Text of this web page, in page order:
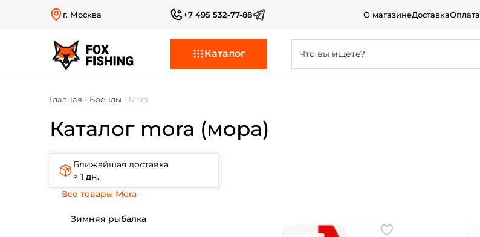
г. Москва +7 495 532-77-88 О магазинеДоставкаОплата
Каталог
Главная Бренды Mora
Каталог mora (мора)
Ближайшая доставка
≈ 1 дн.
Все товары Mora
Зимняя рыбалка